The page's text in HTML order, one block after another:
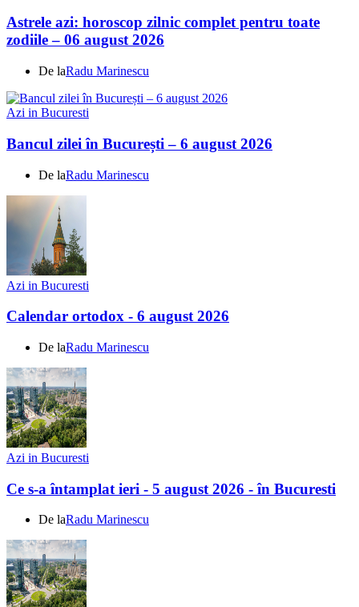
Astrele azi: horoscop zilnic complet pentru toate
zodiile – 06 august 2026
De laRadu Marinescu
Azi in Bucuresti
Bancul zilei în București – 6 august 2026
De laRadu Marinescu
Azi in Bucuresti
Calendar ortodox - 6 august 2026
De laRadu Marinescu
Azi in Bucuresti
Ce s-a întamplat ieri - 5 august 2026 - în Bucuresti
De laRadu Marinescu